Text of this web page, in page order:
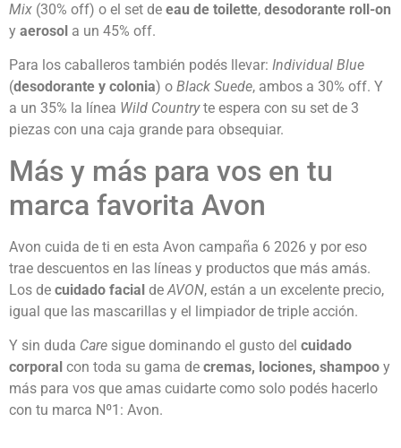
Mix (30% off) o el set de eau de toilette, desodorante roll-on
y aerosol a un 45% off.
Para los caballeros también podés llevar: Individual Blue
(desodorante y colonia) o Black Suede, ambos a 30% off. Y
a un 35% la línea Wild Countryte espera con su set de 3
piezas con una caja grande para obsequiar.
Más y más para vos en tu
marca favorita Avon
Avon cuida de ti en esta Avon campaña 6 2026 y por eso
trae descuentos en las líneas y productos que más amás.
Los de cuidado facial de AVON, están a un excelente precio,
igual que las mascarillas y el limpiador de triple acción.
Y sin duda Care sigue dominando el gusto del cuidado
corporal con toda su gama de cremas, lociones, shampoo y
más para vos que amas cuidarte como solo podés hacerlo
con tu marca Nº1: Avon.